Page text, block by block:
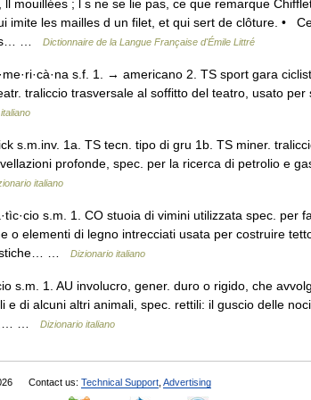
mouillées ; l s ne se lie pas, ce que remarque
imite les mailles d un filet, et qui sert de clôture. •
…
Dictionnaire de la Langue Française d'Émile Littré
s.f. 1. → americano 2. TS sport gara
traliccio trasversale al soffitto del teatro, usato
s.m.inv. 1a. TS tecn. tipo di gru 1b. TS miner.
profonde, spec. per la ricerca di petrolio e
italiano
s.m. 1. CO stuoia di vimini utilizzata spec. per
o elementi di legno intrecciati usata per costruire
…
Dizionario italiano
s.m. 1. AU involucro, gener. duro o rigido, che
e di alcuni altri animali, spec. rettili: il guscio delle
…
Dizionario italiano
Contact us: Technical Support Advertising